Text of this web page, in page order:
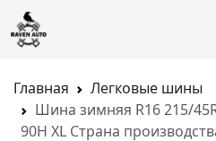
Главная
Легковые шины
Шина зимняя R16 215/
90H XL Страна